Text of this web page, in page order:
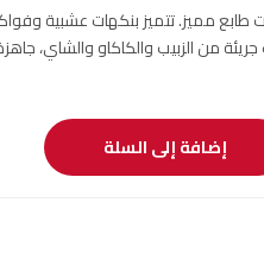
مميز. تتميز بنكهات عشبية
من الزبيب والكاكاو والشاي،
إضافة إلى السلة